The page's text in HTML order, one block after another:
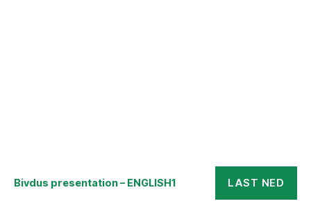
Bivdus presentation – ENGLISH1 LAST NED